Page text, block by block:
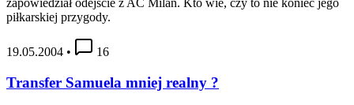
zapowiedział odejście z AC Milan. Kto wie, czy to nie koniec jego
piłkarskiej przygody.
19.05.2004 • 16
Transfer Samuela mniej realny ?